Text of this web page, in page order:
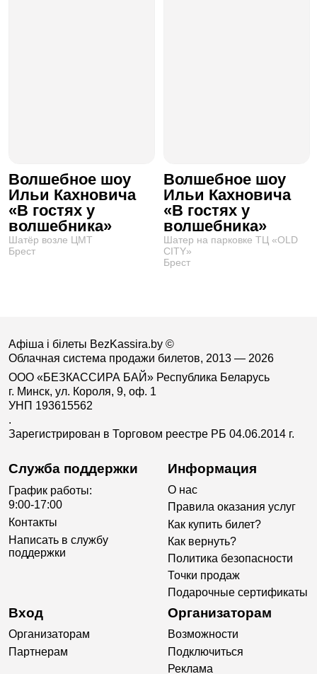
Волшебное шоу
Ильи Кахновича
«В гостях у
волшебника»
Шатёр возле ЦМТ
Брест
Волшебное шоу
Ильи Кахновича
«В гостях у
волшебника»
Шатер на парковке ТЦ «OLD
CITY»
Брест
Афіша і білеты BezKassira.by ©
Облачная система продажи билетов, 2013 — 2026
ООО «БЕЗКАССИРА БАЙ» Республика Беларусь
г. Минск, ул. Короля, 9, оф. 1
УНП 193615562
.
Зарегистрирован в Торговом реестре РБ 04.06.2014 г.
Служба поддержки
График работы:
9:00-17:00
Контакты
Написать в службу
поддержки
Информация
О нас
Правила оказания услуг
Как купить билет?
Как вернуть?
Политика безопасности
Точки продаж
Подарочные сертификаты
Вход
Организаторам
Партнерам
Организаторам
Возможности
Подключиться
Реклама